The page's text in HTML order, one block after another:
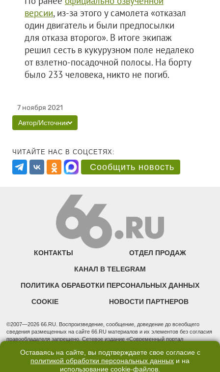
версии, из-за этого у самолета «отказал
один двигатель и были предпосылки
для отказа второго». В итоге экипаж
решил сесть в кукурузном поле недалеко
от взлетно-посадочной полосы. На борту
было 233 человека, никто не погиб.
7 ноября 2021
Автор/Источник
ЧИТАЙТЕ НАС В СОЦСЕТЯХ:
Сообщить новость
КОНТАКТЫ ОТДЕЛ ПРОДАЖ
КАНАЛ В TELEGRAM
ПОЛИТИКА ОБРАБОТКИ ПЕРСОНАЛЬНЫХ ДАННЫХ
COOKIE НОВОСТИ ПАРТНЕРОВ
©2007—2026 66.RU. Воспроизведение, сообщение, доведение до всеобщего
сведения размещенных на сайте 66.RU материалов и их элементов без согласия
правообладателя запрещено. Сетевое издание «Современный портал
надзору в сфере связи, информационных технологий и массовых коммуникаций
(Роскомнадзор). Регистрационный номер ЭЛ № ФС 77 - 76634 от 02.09.2019
Учредитель: Общество с ограниченной ответственностью "66.ру". Юридический
Оставаясь на сайте, вы подтверждаете свое согласие с
политикой обработки персональных данных и на
использование cookie-файлов.